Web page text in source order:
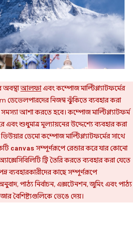
আলফাএবং কম্পোজ মাল্টিপ্ল্যাটফর্মের
ডেভেলপারদের নিজস্ব ঝুঁকিতে ব্যবহার করা
সমস্যা আশা করতে হবে। কম্পোজ মাল্টিপ্ল্যাটফর্ম
এবং শুধুমাত্র মূল্যায়নের উদ্দেশ্যে ব্যবহার করা
ডেমো কম্পোজ মাল্টিপ্ল্যাটফর্মের সাথে
canvas সম্পূর্ণরূপে রেন্ডার করে যার কোনো
ট্রি তৈরি করতে ব্যবহার করা যেতে
ব্যবহারকারীদের কাছে সম্পূর্ণরূপে
পাঠ্য নির্বাচন, এক্সটেনশন, জুমিং এবং পাঠ্য
বৈশিষ্ট্যগুলিকে ভেঙে দেয়।